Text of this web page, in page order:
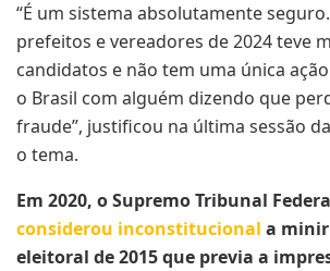
“É um sistema absolutamente
prefeitos e vereadores de 2024 teve
candidatos e não tem uma única
o Brasil com alguém dizendo que
fraude”, justificou na última sessão
o tema.
Em 2020, o Supremo Tribunal
considerou inconstitucional a
eleitoral de 2015 que previa a